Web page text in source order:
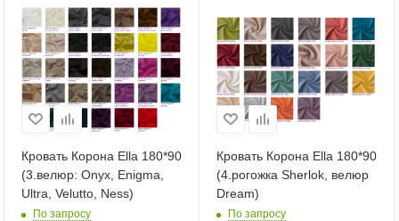
Кровать Корона Ella 180*90
(3.велюр: Onyx, Enigma,
Ultra, Velutto, Ness)
По запросу
Кровать Корона Ella 180*90
(4.рогожка Sherlok, велюр
Dream)
По запросу